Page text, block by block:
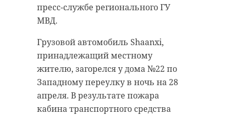
пресс-службе регионального ГУ
МВД.
Грузовой автомобиль Shaanxi,
принадлежащий местному
жителю, загорелся у дома №22 по
Западному переулку в ночь на 28
апреля. В результате пожара
кабина транспортного средства